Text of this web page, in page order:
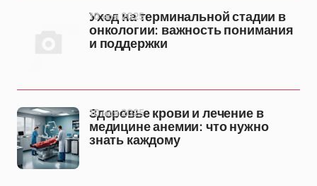
Уход на терминальной стадии в
онкологии: важность понимания
и поддержки
10 ноя 2025
Здоровье крови и лечение в
медицине анемии: что нужно
знать каждому
10 ноя 2025